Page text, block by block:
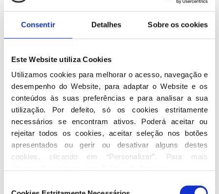
Consentir Detalhes Sobre os cookies
Este Website utiliza Cookies
Utilizamos cookies para melhorar o acesso, navegação e
desempenho do Website, para adaptar o Website e os
conteúdos às suas preferências e para analisar a sua
utilização. Por defeito, só os cookies estritamente
necessários se encontram ativos. Poderá aceitar ou
rejeitar todos os cookies, aceitar seleção nos botões
apresentados ou gerir ou desativar alguns destes
cookies, clicando em “Personalizar”. Para mais
c) Para efeitos deDonativos e cumprimento de
obrigações legais associadas
são recolhidos os
seguintes dados:
Dados de identificação (nome e apelido);
Dados de contacto (e-mail);
Dados de transação (referência multibanco,
método de pagamento, valor, data).
d) Para efeitos deAtividades de comunicação
institucional
são recolhidos os seguintes dados:
Dados de identificação (nome);
Dados de contacto (e-mail).